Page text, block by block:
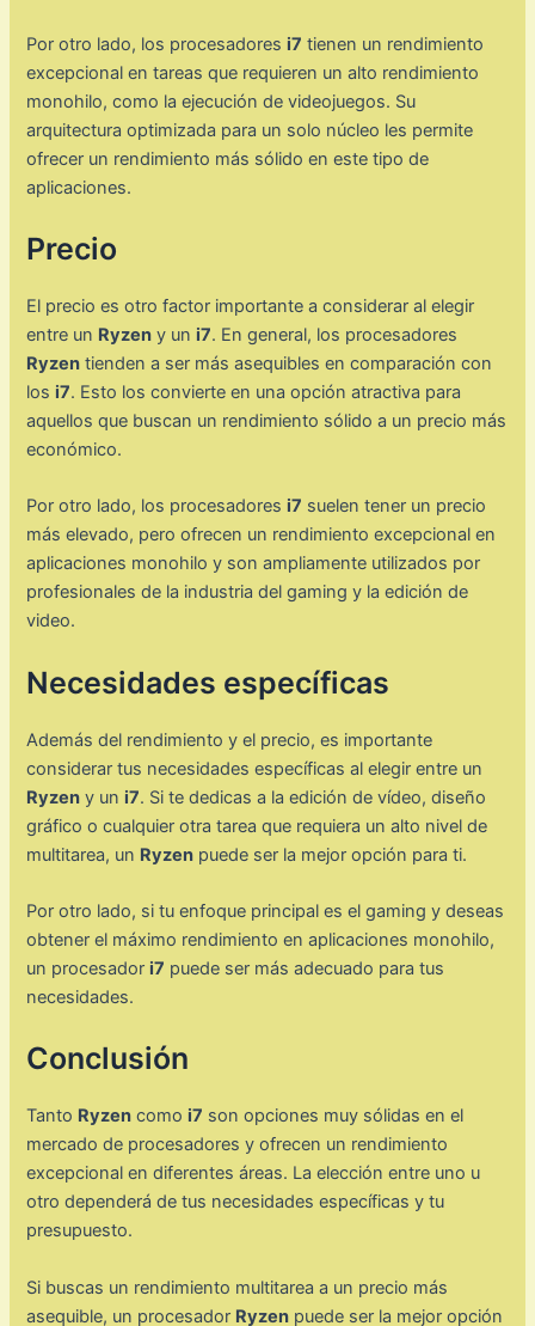
Por otro lado, los procesadores i7 tienen un rendimiento
excepcional en tareas que requieren un alto rendimiento
monohilo, como la ejecución de videojuegos. Su
arquitectura optimizada para un solo núcleo les permite
ofrecer un rendimiento más sólido en este tipo de
aplicaciones.
Precio
El precio es otro factor importante a considerar al elegir
entre un Ryzen y un i7. En general, los procesadores
Ryzen tienden a ser más asequibles en comparación con
los i7. Esto los convierte en una opción atractiva para
aquellos que buscan un rendimiento sólido a un precio más
económico.
Por otro lado, los procesadores i7 suelen tener un precio
más elevado, pero ofrecen un rendimiento excepcional en
aplicaciones monohilo y son ampliamente utilizados por
profesionales de la industria del gaming y la edición de
video.
Necesidades específicas
Además del rendimiento y el precio, es importante
considerar tus necesidades específicas al elegir entre un
Ryzen y un i7. Si te dedicas a la edición de vídeo, diseño
gráfico o cualquier otra tarea que requiera un alto nivel de
multitarea, un Ryzen puede ser la mejor opción para ti.
Por otro lado, si tu enfoque principal es el gaming y deseas
obtener el máximo rendimiento en aplicaciones monohilo,
un procesador i7 puede ser más adecuado para tus
necesidades.
Conclusión
Tanto Ryzen como i7 son opciones muy sólidas en el
mercado de procesadores y ofrecen un rendimiento
excepcional en diferentes áreas. La elección entre uno u
otro dependerá de tus necesidades específicas y tu
presupuesto.
Si buscas un rendimiento multitarea a un precio más
asequible, un procesador Ryzen puede ser la mejor opción